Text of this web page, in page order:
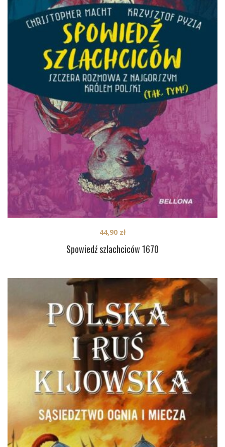
Spowiedź szlachciców 1670
44,90 zł